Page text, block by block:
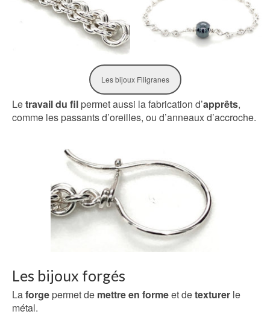
Les bijoux Filigranes
Letravail du fil permet aussi la fabrication d’apprêts,
comme les passants d’oreilles, ou d’anneaux d’accroche.
Les bijoux forgés
Laforge permet de mettre en formeet detexturer le
métal.